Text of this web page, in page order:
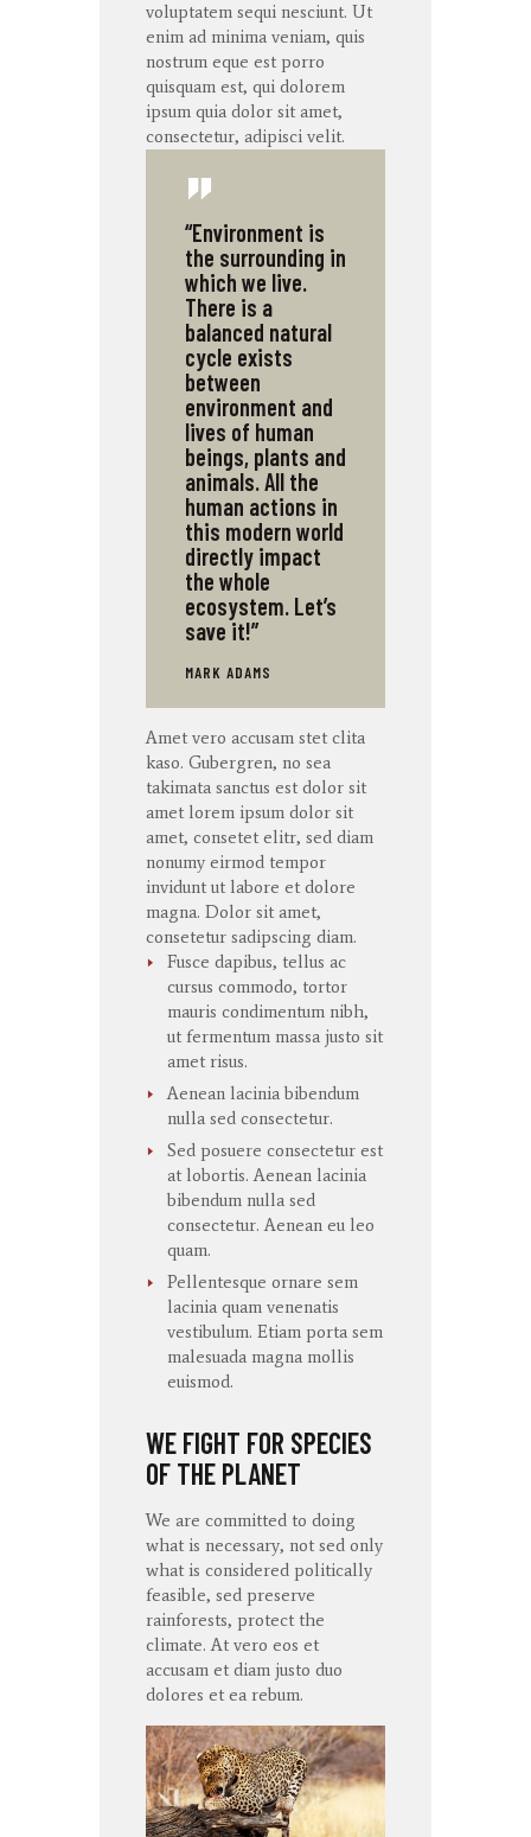
voluptatem sequi nesciunt. Ut
enim ad minima veniam, quis
nostrum eque est porro
quisquam est, qui dolorem
ipsum quia dolor sit amet,
consectetur, adipisci velit.
“Environment is
the surrounding in
which we live.
There is a
balanced natural
cycle exists
between
environment and
lives of human
beings, plants and
animals. All the
human actions in
this modern world
directly impact
the whole
ecosystem. Let’s
save it!”
MARK ADAMS
Amet vero accusam stet clita
kaso. Gubergren, no sea
takimata sanctus est dolor sit
amet lorem ipsum dolor sit
amet, consetet elitr, sed diam
nonumy eirmod tempor
invidunt ut labore et dolore
magna. Dolor sit amet,
consetetur sadipscing diam.
Fusce dapibus, tellus ac
cursus commodo, tortor
mauris condimentum nibh,
ut fermentum massa justo sit
amet risus.
Aenean lacinia bibendum
nulla sed consectetur.
Sed posuere consectetur est
at lobortis. Aenean lacinia
bibendum nulla sed
consectetur. Aenean eu leo
quam.
Pellentesque ornare sem
lacinia quam venenatis
vestibulum. Etiam porta sem
malesuada magna mollis
euismod.
WE FIGHT FOR SPECIES
OF THE PLANET
We are committed to doing
what is necessary, not sed only
what is considered politically
feasible, sed preserve
rainforests, protect the
climate. At vero eos et
accusam et diam justo duo
dolores et ea rebum.